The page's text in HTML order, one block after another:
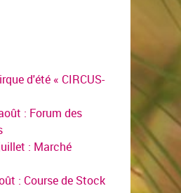
d'été « CIRCUS-
: Forum des
: Marché
: Course de Stock